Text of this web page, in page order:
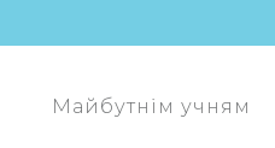
Майбутнім учням